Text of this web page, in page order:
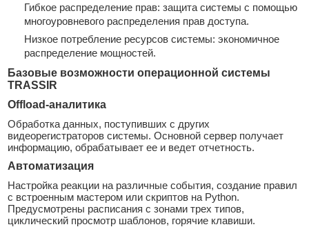
Гибкое распределение прав: защита системы с помощью
многоуровневого распределения прав доступа.
Низкое потребление ресурсов системы: экономичное
распределение мощностей.
Базовые возможности операционной системы
TRASSIR
Offload-аналитика
Обработка данных, поступивших с других
видеорегистраторов системы. Основной сервер получает
информацию, обрабатывает ее и ведет отчетность.
Автоматизация
Настройка реакции на различные события, создание правил
с встроенным мастером или скриптов на Python.
Предусмотрены расписания с зонами трех типов,
циклический просмотр шаблонов, горячие клавиши.